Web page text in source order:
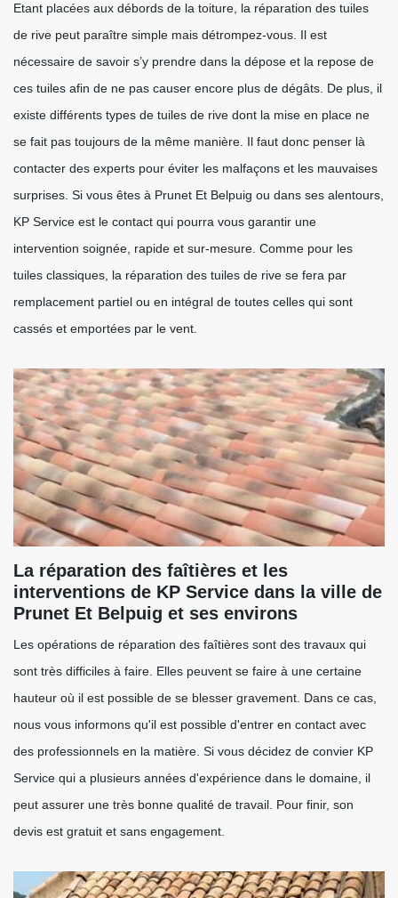
Etant placées aux débords de la toiture, la réparation des tuiles
de rive peut paraître simple mais détrompez-vous. Il est
nécessaire de savoir s’y prendre dans la dépose et la repose de
ces tuiles afin de ne pas causer encore plus de dégâts. De plus, il
existe différents types de tuiles de rive dont la mise en place ne
se fait pas toujours de la même manière. Il faut donc penser là
contacter des experts pour éviter les malfaçons et les mauvaises
surprises. Si vous êtes à Prunet Et Belpuig ou dans ses alentours,
KP Service est le contact qui pourra vous garantir une
intervention soignée, rapide et sur-mesure. Comme pour les
tuiles classiques, la réparation des tuiles de rive se fera par
remplacement partiel ou en intégral de toutes celles qui sont
cassés et emportées par le vent.
La réparation des faîtières et les
interventions de KP Service dans la ville de
Prunet Et Belpuig et ses environs
Les opérations de réparation des faîtières sont des travaux qui
sont très difficiles à faire. Elles peuvent se faire à une certaine
hauteur où il est possible de se blesser gravement. Dans ce cas,
nous vous informons qu'il est possible d'entrer en contact avec
des professionnels en la matière. Si vous décidez de convier KP
Service qui a plusieurs années d'expérience dans le domaine, il
peut assurer une très bonne qualité de travail. Pour finir, son
devis est gratuit et sans engagement.